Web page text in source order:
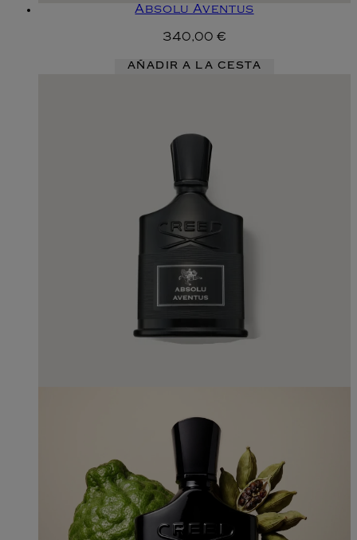
Absolu Aventus
340,00 €
AÑADIR A LA CESTA